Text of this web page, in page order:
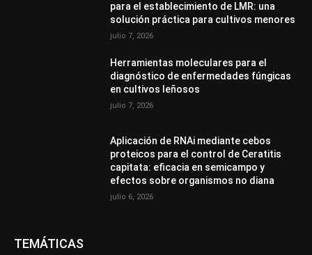
para el establecimiento de LMR: una
solución práctica para cultivos menores
julio 7, 2026
Herramientas moleculares para el
diagnóstico de enfermedades fúngicas
en cultivos leñosos
julio 7, 2026
Aplicación de RNAi mediante cebos
proteicos para el control de Ceratitis
capitata: eficacia en semicampo y
efectos sobre organismos no diana
julio 6, 2026
TEMÁTICAS